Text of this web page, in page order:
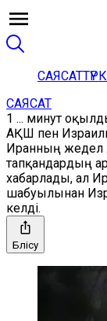
САЯСАТ
САЯСАТ
1 ... минут
АҚШ пен
Иранның жедел
тапқандардың
хабарлады, ал
шабуылынан
келді.
Бөлісу